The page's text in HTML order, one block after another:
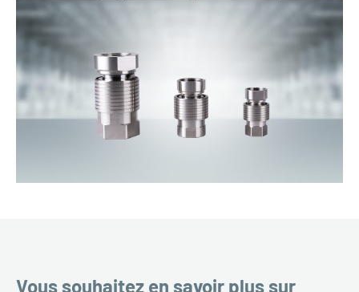
Vous souhaitez en savoir plus sur